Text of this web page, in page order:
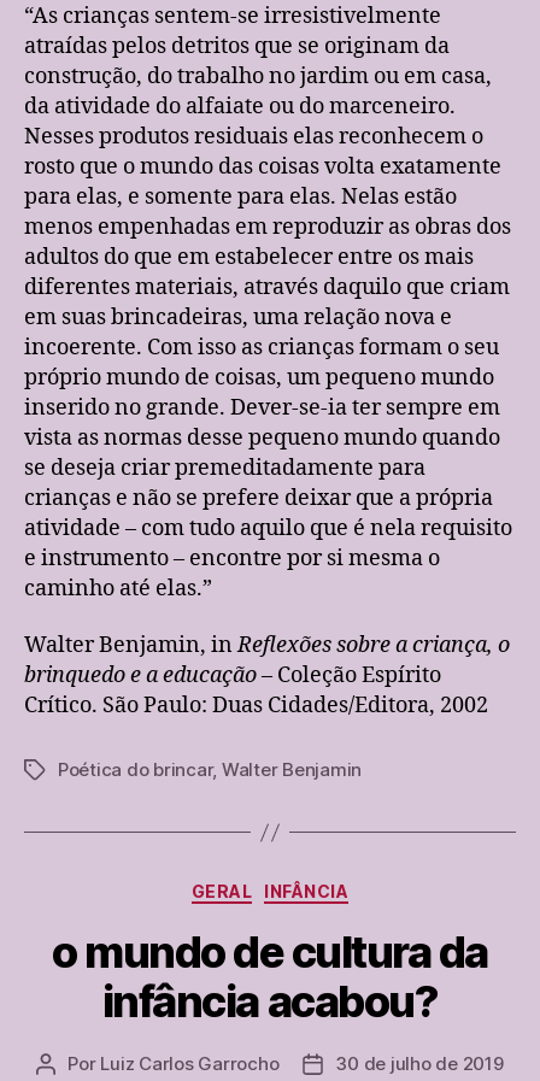
“As crianças sentem-se irresistivelmente
atraídas pelos detritos que se originam da
construção, do trabalho no jardim ou em casa,
da atividade do alfaiate ou do marceneiro.
Nesses produtos residuais elas reconhecem o
rosto que o mundo das coisas volta exatamente
para elas, e somente para elas. Nelas estão
menos empenhadas em reproduzir as obras dos
adultos do que em estabelecer entre os mais
diferentes materiais, através daquilo que criam
em suas brincadeiras, uma relação nova e
incoerente. Com isso as crianças formam o seu
próprio mundo de coisas, um pequeno mundo
inserido no grande. Dever-se-ia ter sempre em
vista as normas desse pequeno mundo quando
se deseja criar premeditadamente para
crianças e não se prefere deixar que a própria
atividade – com tudo aquilo que é nela requisito
e instrumento – encontre por si mesma o
caminho até elas.”
Walter Benjamin, inReflexões sobre a criança, o
brinquedo e a educação– Coleção Espírito
Crítico. São Paulo: Duas Cidades/Editora, 2002
TagsPoética do brincar, Walter Benjamin
Categorias
GERAL INFÂNCIA
o mundo de cultura da
infância acabou?
Autor
Por Luiz Carlos Garrocho
Data30 de julho de 2019